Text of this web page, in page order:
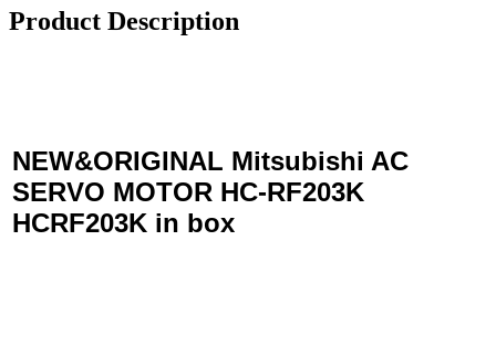
Product Description
NEW&ORIGINAL Mitsubishi AC
SERVO MOTOR HC-RF203K
HCRF203K in box